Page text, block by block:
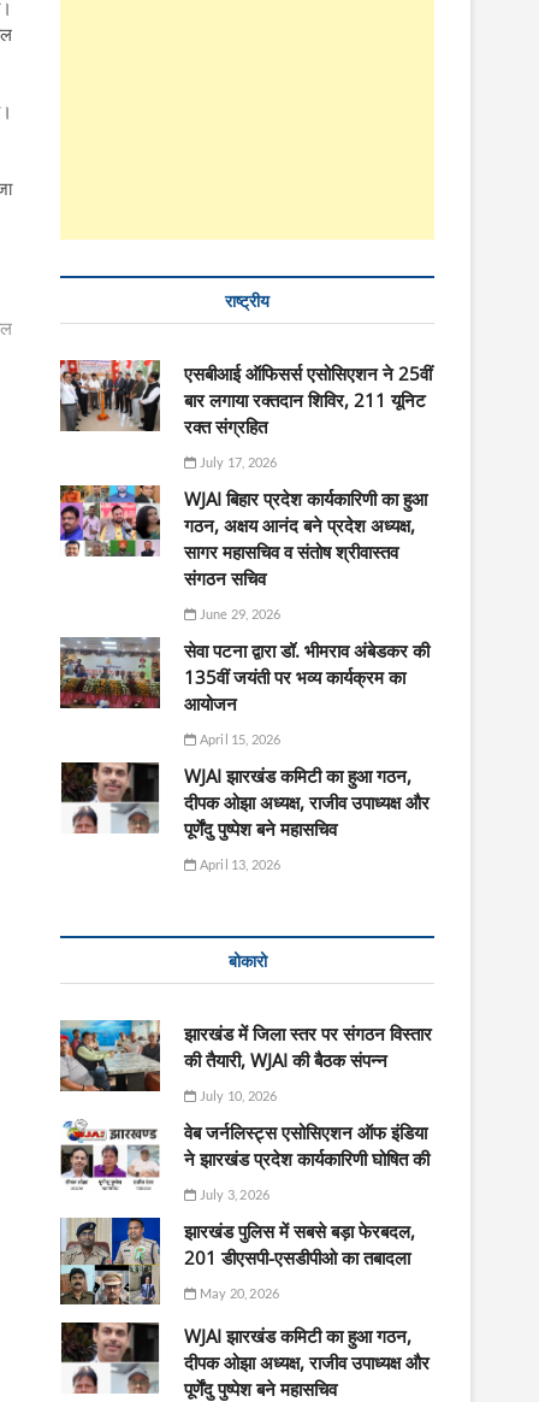
राष्ट्रीय
एसबीआई ऑफिसर्स एसोसिएशन ने 25वीं
बार लगाया रक्तदान शिविर, 211 यूनिट
रक्त संग्रहित
July 17, 2026
WJAI बिहार प्रदेश कार्यकारिणी का हुआ
गठन, अक्षय आनंद बने प्रदेश अध्यक्ष,
सागर महासचिव व संतोष श्रीवास्तव
संगठन सचिव
June 29, 2026
सेवा पटना द्वारा डॉ. भीमराव अंबेडकर की
135वीं जयंती पर भव्य कार्यक्रम का
आयोजन
April 15, 2026
WJAI झारखंड कमिटी का हुआ गठन,
दीपक ओझा अध्यक्ष, राजीव उपाध्यक्ष और
पूर्णेंदु पुष्पेश बने महासचिव
April 13, 2026
बोकारो
झारखंड में जिला स्तर पर संगठन विस्तार
की तैयारी, WJAI की बैठक संपन्न
July 10, 2026
वेब जर्नलिस्ट्स एसोसिएशन ऑफ इंडिया
ने झारखंड प्रदेश कार्यकारिणी घोषित की
July 3, 2026
झारखंड पुलिस में सबसे बड़ा फेरबदल,
201 डीएसपी-एसडीपीओ का तबादला
May 20, 2026
WJAI झारखंड कमिटी का हुआ गठन,
दीपक ओझा अध्यक्ष, राजीव उपाध्यक्ष और
पूर्णेंदु पुष्पेश बने महासचिव